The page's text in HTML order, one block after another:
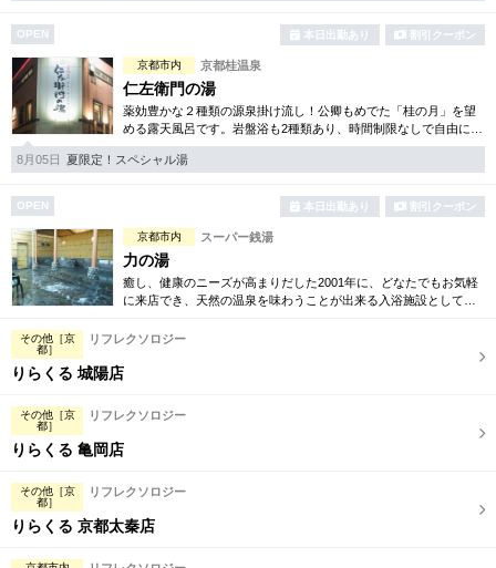
OPEN 本日出勤あり 割引クーポン
京都市内 京都桂温泉
仁左衛門の湯
薬効豊かな２種類の源泉掛け流し！公卿もめでた「桂の月」を望
める露天風呂です。岩盤浴も2種類あり、時間制限なしで自由に行
ききし、楽しんで頂く事が可能です。お風呂とあわせて是非お楽
しみ下さい。
8月05日 夏限定！スペシャル湯
OPEN 本日出勤あり 割引クーポン
京都市内 スーパー銭湯
力の湯
癒し、健康のニーズが高まりだした2001年に、どなたでもお気軽
に来店でき、天然の温泉を味わうことが出来る入浴施設として伏
努めてまいります。
その他［京
都］
リフレクソロジー
りらくる 城陽店
その他［京
都］
リフレクソロジー
りらくる 亀岡店
その他［京
都］
リフレクソロジー
りらくる 京都太秦店